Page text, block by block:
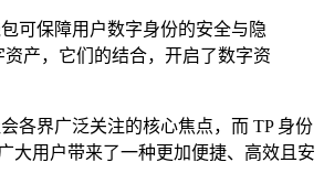
可保障用户数字身份的安全与隐
产，它们的结合，开启了数字资
各界广泛关注的核心焦点，而 TP 身份
大用户带来了一种更加便捷、高效且安